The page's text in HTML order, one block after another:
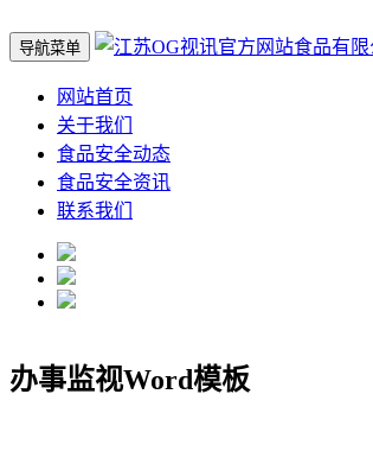
导航菜单
网站首页
关于我们
食品安全动态
食品安全资讯
联系我们
办事监视Word模板